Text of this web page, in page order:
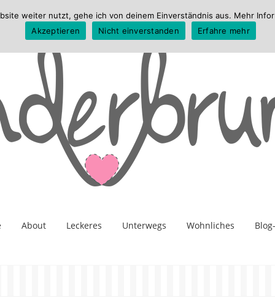
About Leckeres Unterwegs Wohnliches
weiter nutzt, gehe ich von deinem Einverständnis aus. Mehr
Akzeptieren
Nicht einverstanden Erfahre mehr